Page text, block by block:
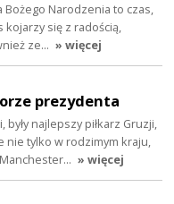
Bożego Narodzenia to czas,
kojarzy się z radością,
ze… » więcej
prezydenta
były najlepszy piłkarz Gruzji,
nie tylko w rodzimym kraju,
» więcej